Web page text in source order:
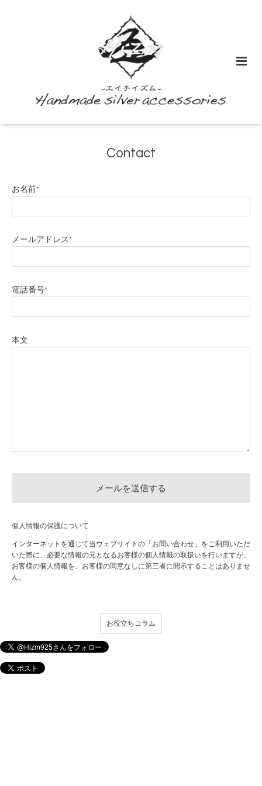
Contact
お名前*
メールアドレス*
電話番号*
本文
個人情報の保護について
インターネットを通じて当ウェブサイトの「お問い合わせ」をご利用いただ
いた際に、必要な情報の元となるお客様の個人情報の取扱いを行いますが、
お客様の個人情報を、お客様の同意なしに第三者に開示することはありませ
ん。
お役立ちコラム